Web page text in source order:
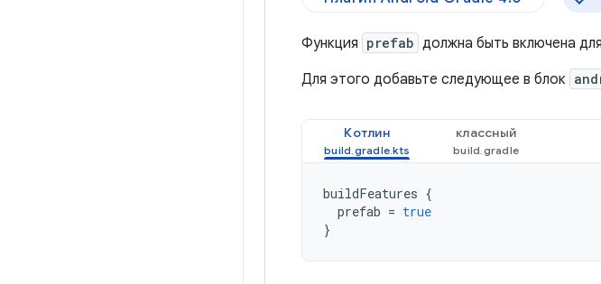
Функция prefab должна быть включена
Для этого добавьте следующее в блок
Котлин классный
buildFeatures {
prefab = true
}